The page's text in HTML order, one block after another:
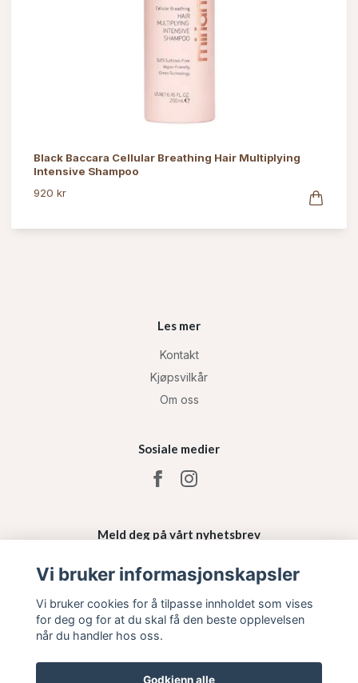
Black Baccara Cellular Breathing Hair Multiplying
Intensive Shampoo
920 kr
Les mer
Kontakt
Kjøpsvilkår
Om oss
Sosiale medier
Meld deg på vårt nyhetsbrev
Påmelding
Vi bruker informasjonskapsler
Vi bruker cookies for å tilpasse innholdet som vises
for deg og for at du skal få den beste opplevelsen
når du handler hos oss.
Godkjenn alle